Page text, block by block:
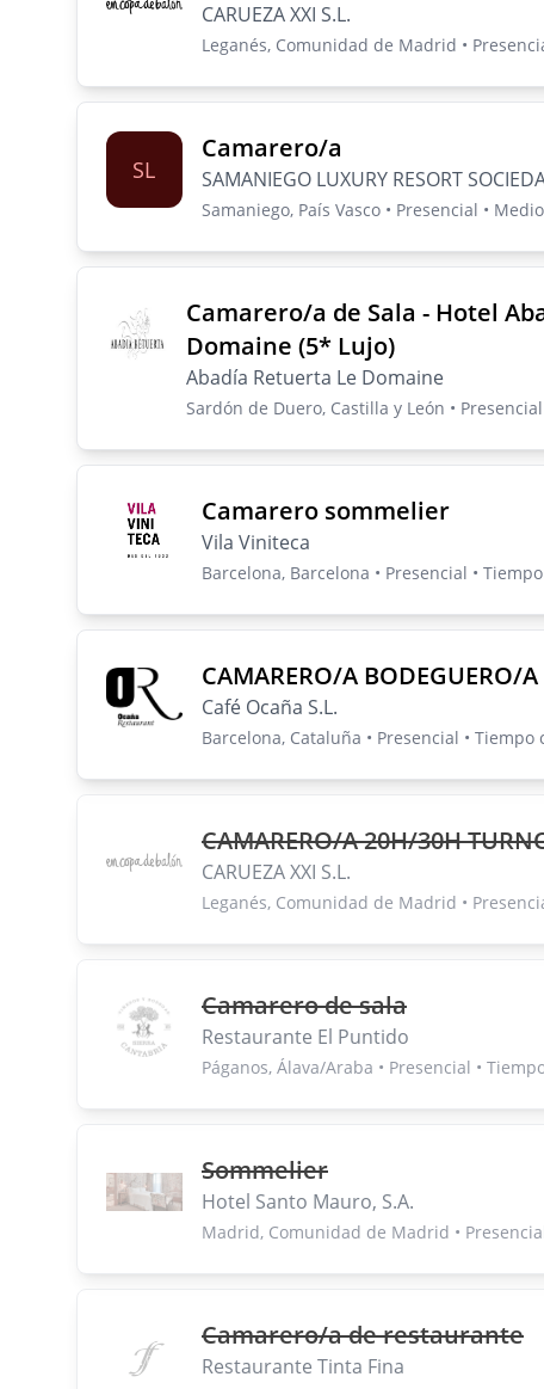
CARUEZA XXI S.L.
Leganés, Comunidad de Madrid •
SL
Camarero/a
SAMANIEGO LUXURY RESORT
Samaniego, País Vasco • Presencial •
Camarero/a de Sala - Hotel
Domaine (5* Lujo)
Abadía Retuerta Le Domaine
Sardón de Duero, Castilla y León •
Camarero sommelier
Vila Viniteca
Barcelona, Barcelona • Presencial •
CAMARERO/A BODEGUERO/A
Café Ocaña S.L.
Barcelona, Cataluña • Presencial • Tiempo
CAMARERO/A 20H/30H
CARUEZA XXI S.L.
Leganés, Comunidad de Madrid •
Camarero de sala
Restaurante El Puntido
Páganos, Álava/Araba • Presencial •
Sommelier
Hotel Santo Mauro, S.A.
Madrid, Comunidad de Madrid •
Camarero/a de restaurante
Restaurante Tinta Fina